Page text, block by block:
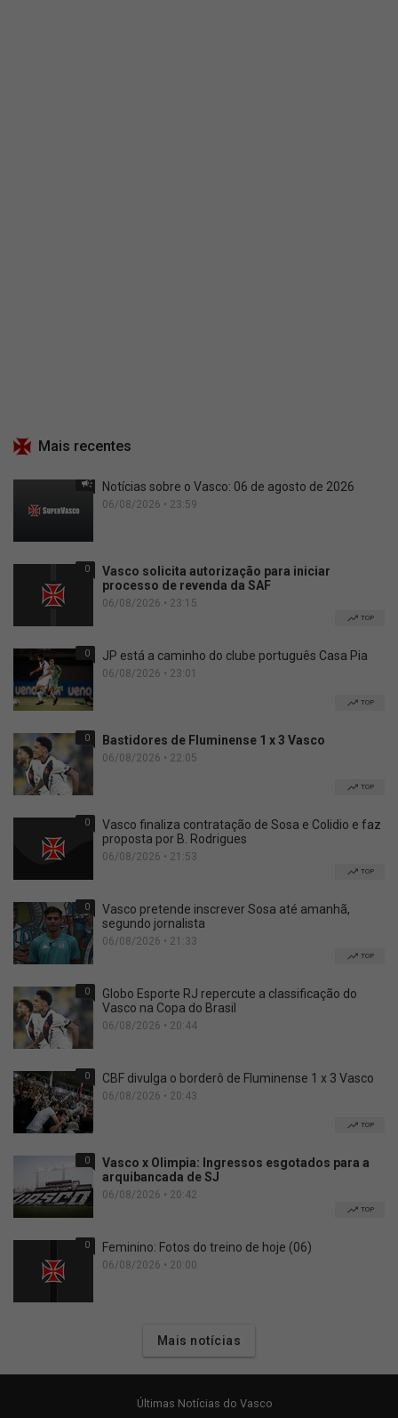
Mais recentes
Notícias sobre o Vasco: 06 de agosto de 2026
06/08/2026 • 23:59
0
Vasco solicita autorização para iniciar
processo de revenda da SAF
06/08/2026 • 23:15
TOP
0 JP está a caminho do clube português Casa Pia
06/08/2026 • 23:01
TOP
0 Bastidores de Fluminense 1 x 3 Vasco
06/08/2026 • 22:05
TOP
0
Vasco finaliza contratação de Sosa e Colidio e faz
proposta por B. Rodrigues
06/08/2026 • 21:53
TOP
0
Vasco pretende inscrever Sosa até amanhã,
segundo jornalista
06/08/2026 • 21:33
TOP
0
Globo Esporte RJ repercute a classificação do
Vasco na Copa do Brasil
06/08/2026 • 20:44
0 CBF divulga o borderô de Fluminense 1 x 3 Vasco
06/08/2026 • 20:43
TOP
0
Vasco x Olimpia: Ingressos esgotados para a
arquibancada de SJ
06/08/2026 • 20:42
TOP
0 Feminino: Fotos do treino de hoje (06)
06/08/2026 • 20:00
Mais notícias
Últimas Notícias do Vasco